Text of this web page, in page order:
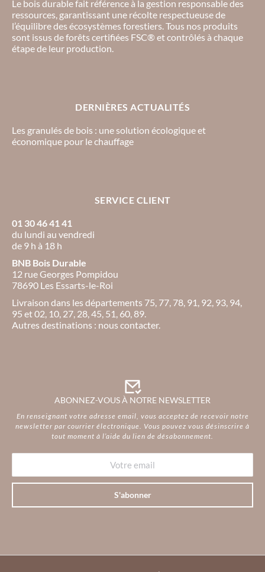
Le bois durable fait référence à la gestion responsable des
ressources, garantissant une récolte respectueuse de
l’équilibre des écosystèmes forestiers. Tous nos produits
sont issus de forêts certifiées FSC® et contrôlés à chaque
étape de leur production.
DERNIÈRES ACTUALITÉS
Les granulés de bois : une solution écologique et
économique pour le chauffage
SERVICE CLIENT
01 30 46 41 41
du lundi au vendredi
de 9 h à 18 h
BNB Bois Durable
12 rue Georges Pompidou
78690 Les Essarts-le-Roi
Livraison dans les départements 75, 77, 78, 91, 92, 93, 94,
95 et 02, 10, 27, 28, 45, 51, 60, 89.
Autres destinations : nous contacter.
ABONNEZ-VOUS À NOTRE NEWSLETTER
En renseignant votre adresse email, vous acceptez de recevoir notre
newsletter par courrier électronique. Vous pouvez vous désinscrire à
tout moment à l’aide du lien de désabonnement.
S'abonner